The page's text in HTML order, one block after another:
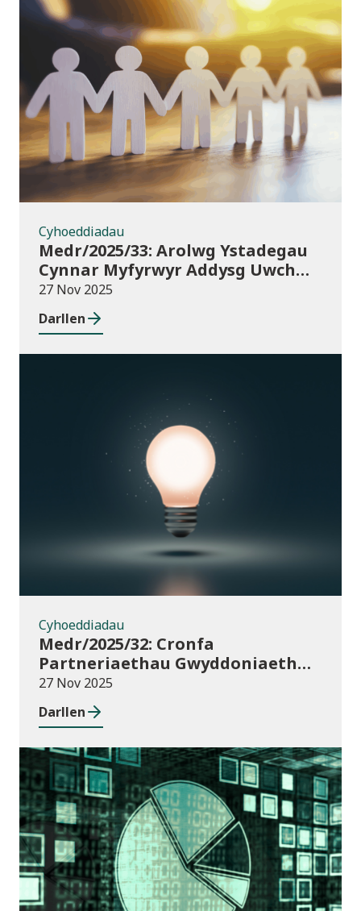
Cyhoeddiadau
Cyhoeddiadau
Medr/2025/33: Arolwg Ystadegau
Cynnar Myfyrwyr Addysg Uwch
2025/26
27 Nov 2025
Darllen
Cyhoeddiadau
Cyhoeddiadau
Medr/2025/32: Cronfa
Partneriaethau Gwyddoniaeth
Rhyngwladol (ISPF) 2025-26
27 Nov 2025
Darllen
Cyhoeddiadau